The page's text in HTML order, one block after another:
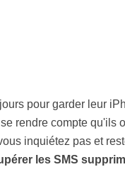
pour garder leur
rendre compte qu'ils
inquiétez pas et
les SMS